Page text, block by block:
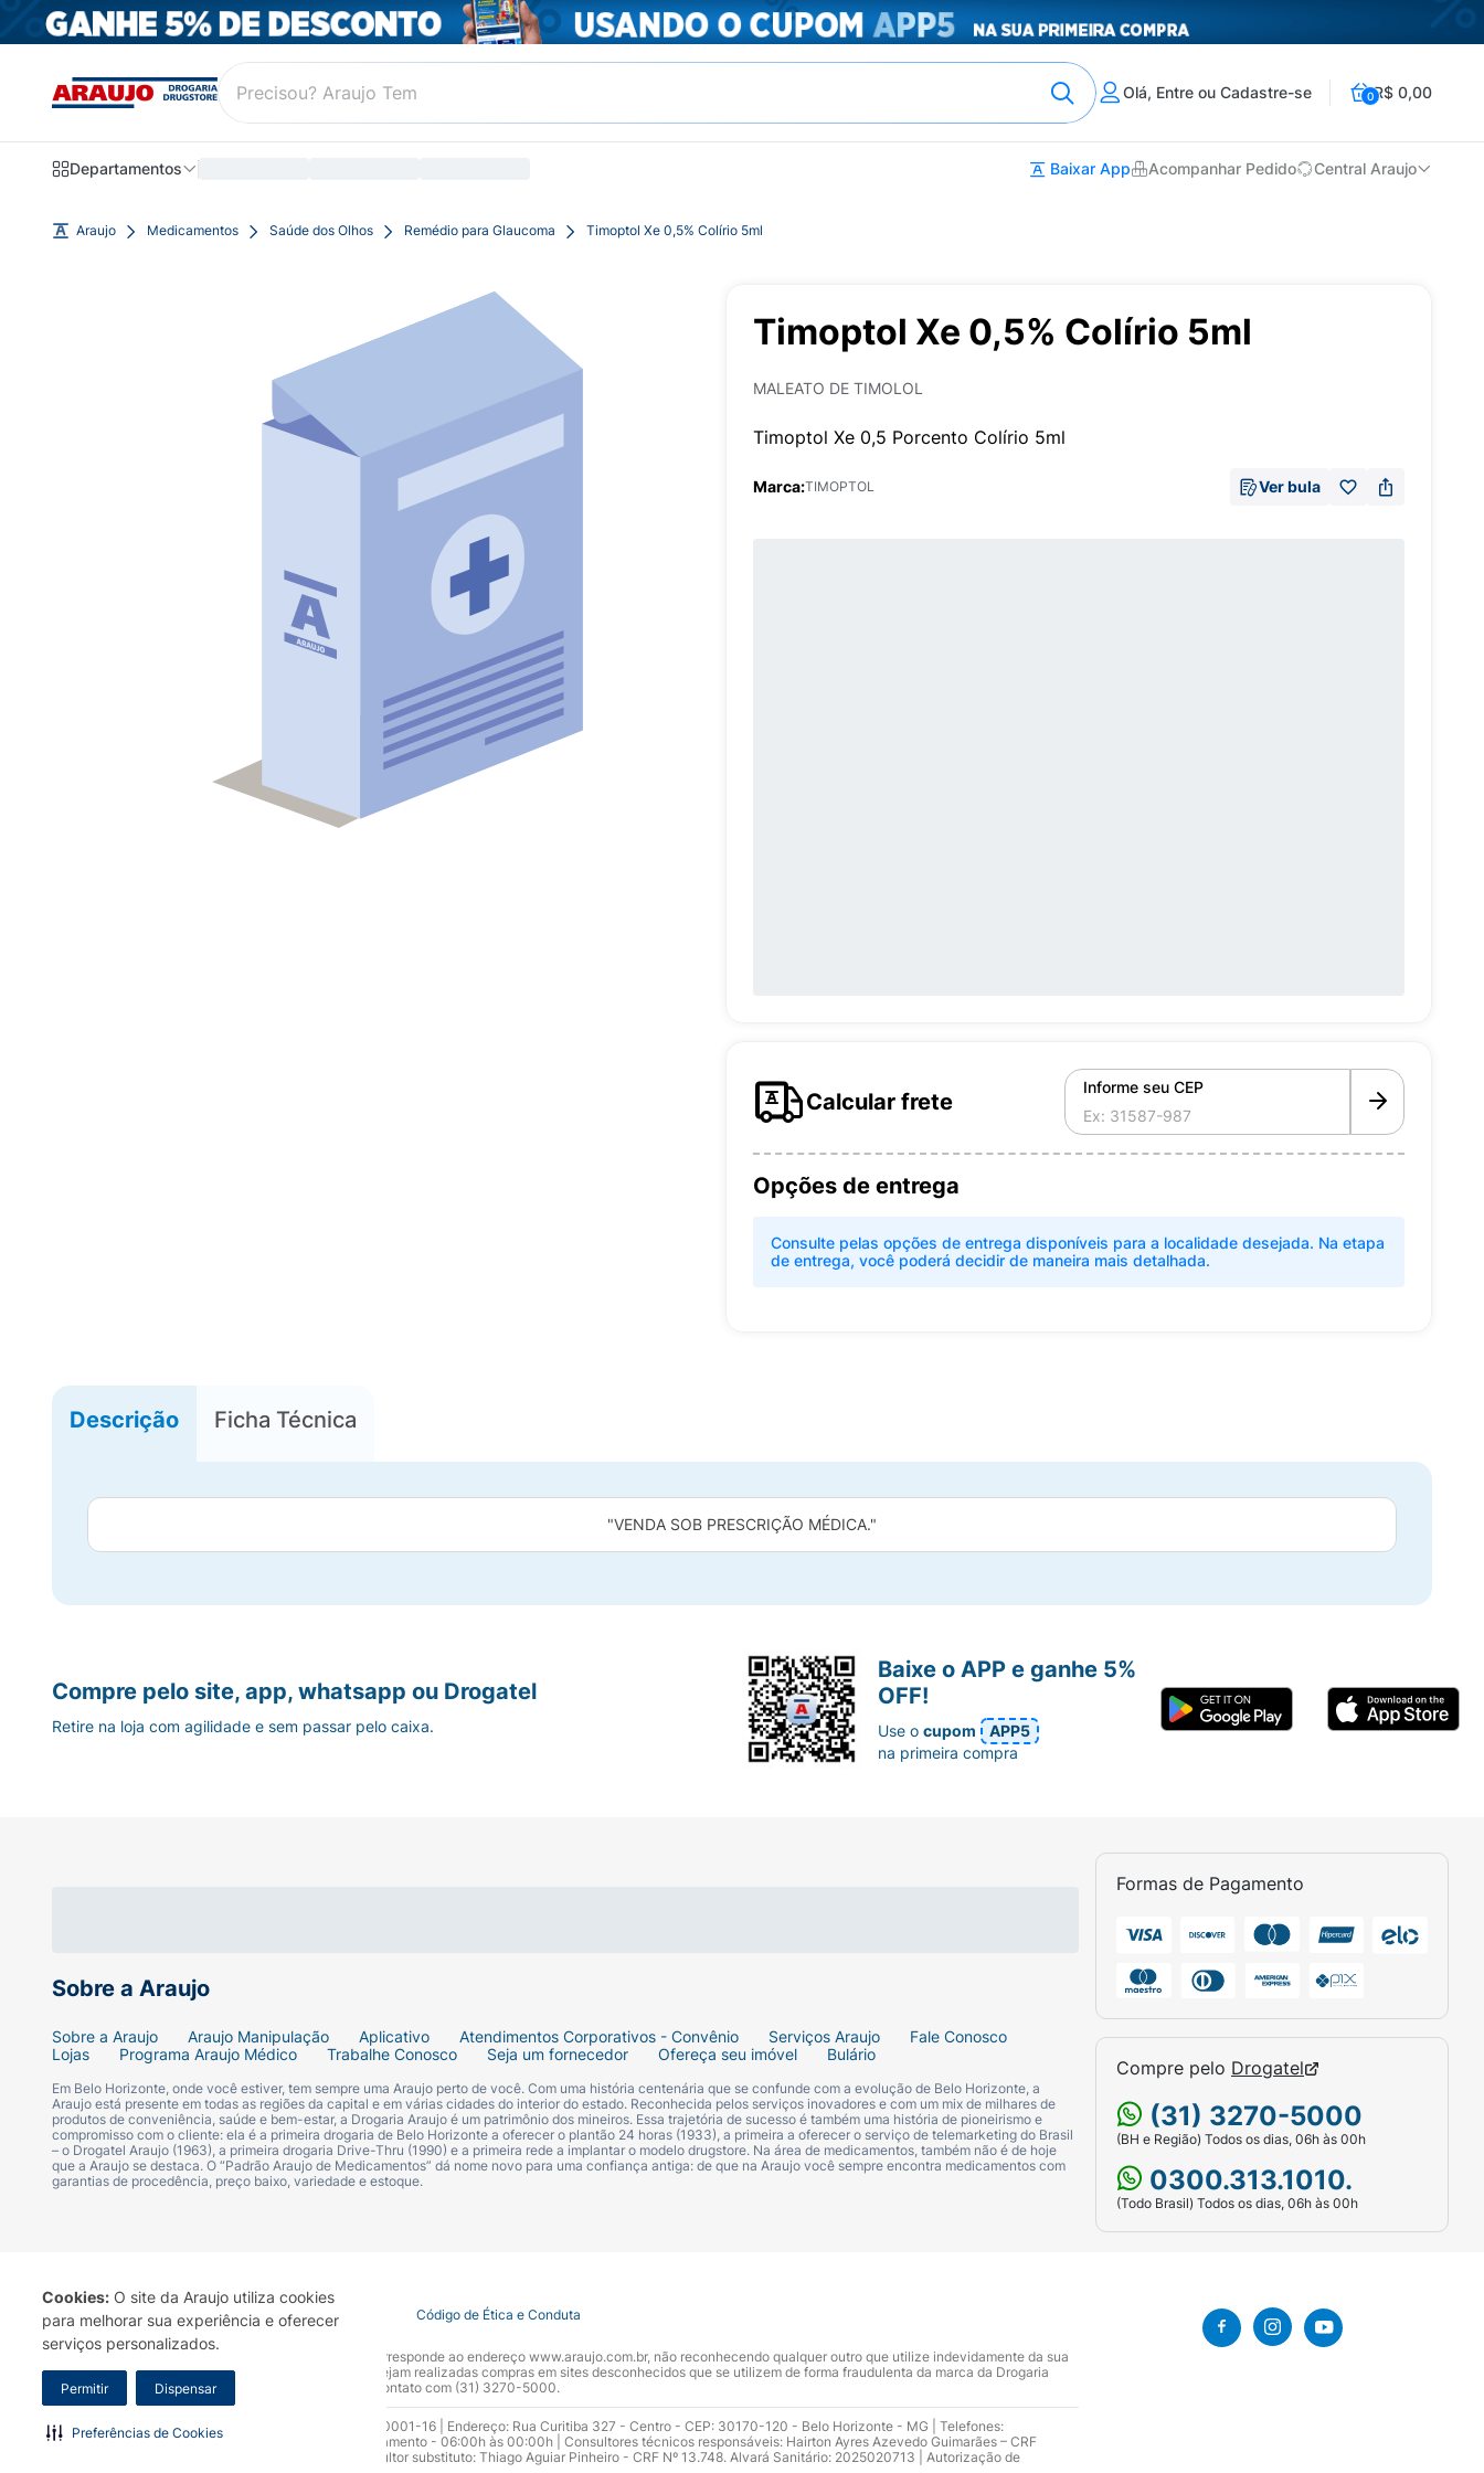
Cookies: O site da Araujo utiliza cookies
para melhorar sua experiência e oferecer
serviços personalizados.
Permitir Dispensar
Preferências de Cookies
Olá, Entre ou Cadastre-se 0R$ 0,00
Departamentos Baixar App Acompanhar Pedido Central Araujo
Araujo Medicamentos Saúde dos Olhos Remédio para Glaucoma Timoptol Xe 0,5% Colírio 5ml
Timoptol Xe 0,5% Colírio 5ml
MALEATO DE TIMOLOL
Timoptol Xe 0,5 Porcento Colírio 5ml
Marca:TIMOPTOL Ver bula
Calcular frete
Informe seu CEP
Opções de entrega
Consulte pelas opções de entrega disponíveis para a localidade desejada. Na etapa
de entrega, você poderá decidir de maneira mais detalhada.
Descrição Ficha Técnica
"VENDA SOB PRESCRIÇÃO MÉDICA."
Sobre a Araujo
Sobre a Araujo Araujo Manipulação Aplicativo Atendimentos Corporativos - Convênio Serviços Araujo
Fale Conosco
Lojas
Programa Araujo Médico Trabalhe Conosco Seja um fornecedor Ofereça seu imóvel Bulário
Em Belo Horizonte, onde você estiver, tem sempre uma Araujo perto de você. Com uma história centenária que se confunde com a evolução de Belo Horizonte, a
Araujo está presente em todas as regiões da capital e em várias cidades do interior do estado. Reconhecida pelos serviços inovadores e com um mix de milhares de
produtos de conveniência, saúde e bem-estar, a Drogaria Araujo é um patrimônio dos mineiros. Essa trajetória de sucesso é também uma história de pioneirismo e
compromisso com o cliente: ela é a primeira drogaria de Belo Horizonte a oferecer o plantão 24 horas (1933), a primeira a oferecer o serviço de telemarketing do Brasil
– o Drogatel Araujo (1963), a primeira drogaria Drive-Thru (1990) e a primeira rede a implantar o modelo drugstore. Na área de medicamentos, também não é de hoje
que a Araujo se destaca. O “Padrão Araujo de Medicamentos” dá nome novo para uma confiança antiga: de que na Araujo você sempre encontra medicamentos com
garantias de procedência, preço baixo, variedade e estoque.
Formas de Pagamento
Compre pelo Drogatel
(31) 3270-5000
(BH e Região) Todos os dias, 06h às 00h
0300.313.1010.
(Todo Brasil) Todos os dias, 06h às 00h
Compre pelo site, app, whatsapp ou Drogatel
Retire na loja com agilidade e sem passar pelo caixa.
Baixe o APP e ganhe 5%
OFF!
Use ocupom
APP5
na primeira compra
Termo de Uso Portal da Privacidade Covid-19 Código de Ética e Conduta
A Drogaria Araujo S/A informa que o seu site oficial corresponde ao endereço www.araujo.com.br, não reconhecendo qualquer outro que utilize indevidamente da sua
marca. Para sua segurança recomendamos que não sejam realizadas compras em sites desconhecidos que se utilizem de forma fraudulenta da marca da Drogaria
Araujo S.A. Em caso de dúvidas, gentileza entrar em contato com (31) 3270-5000.
Razão Social: Drogaria Araujo S.A | CNPJ: 17.256.512.0001-16 | Endereço: Rua Curitiba 327 - Centro - CEP: 30170-120 - Belo Horizonte - MG | Telefones:
0300.313.1010 e (31) 3270-5000 Horário de funcionamento - 06:00h às 00:00h | Consultores técnicos responsáveis: Hairton Ayres Azevedo Guimarães – CRF
10.965 | Yasmin Silva Alvarenga – CRF 52.584 - Consultor substituto: Thiago Aguiar Pinheiro - CRF Nº 13.748. Alvará Sanitário: 2025020713 | Autorização de